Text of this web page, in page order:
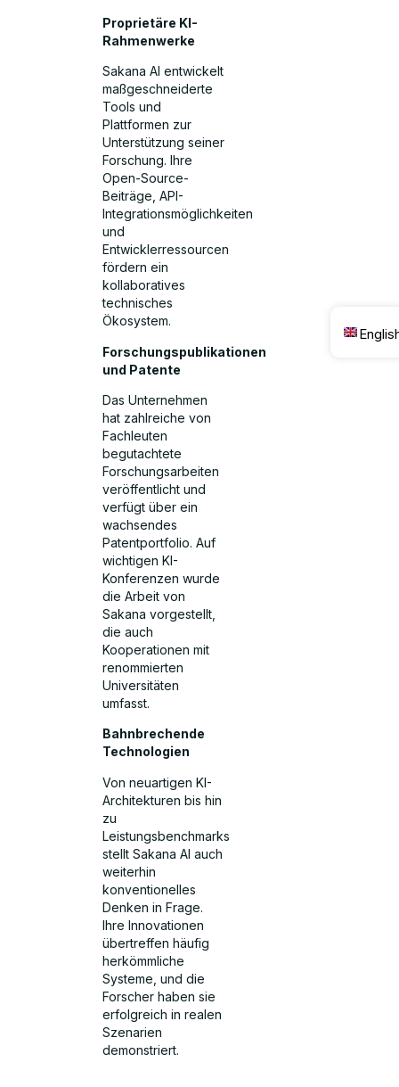
Proprietäre KI-
Rahmenwerke
Sakana AI entwickelt
maßgeschneiderte
Tools und
Plattformen zur
Unterstützung seiner
Forschung. Ihre
Open-Source-
Beiträge, API-
Integrationsmöglichkeiten
und
Entwicklerressourcen
fördern ein
kollaboratives
technisches
Ökosystem.
Forschungspublikationen
und Patente
Das Unternehmen
hat zahlreiche von
Fachleuten
begutachtete
Forschungsarbeiten
veröffentlicht und
verfügt über ein
wachsendes
Patentportfolio. Auf
wichtigen KI-
Konferenzen wurde
die Arbeit von
Sakana vorgestellt,
die auch
Kooperationen mit
renommierten
Universitäten
umfasst.
Bahnbrechende
Technologien
Von neuartigen KI-
Architekturen bis hin
zu
Leistungsbenchmarks
stellt Sakana AI auch
weiterhin
konventionelles
Denken in Frage.
Ihre Innovationen
übertreffen häufig
herkömmliche
Systeme, und die
Forscher haben sie
erfolgreich in realen
Szenarien
demonstriert.